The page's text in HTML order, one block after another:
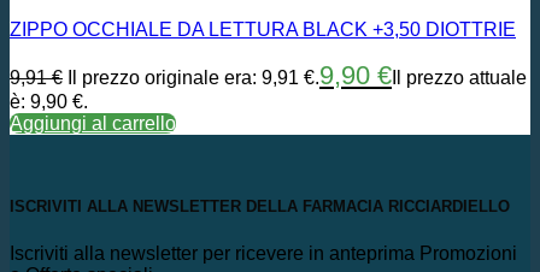
ZIPPO OCCHIALE DA LETTURA BLACK +3,50 DIOTTRIE
9,91€ Il prezzo originale era: 9,91 €.9,90 € Il prezzo attuale
è: 9,90 €.
Aggiungi al carrello
ISCRIVITI ALLA NEWSLETTER DELLA FARMACIA RICCIARDIELLO
Iscriviti alla newsletter per ricevere in anteprima Promozioni